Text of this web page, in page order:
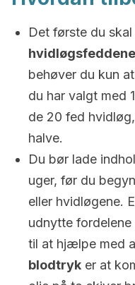
Det første du
behøver du kun
du har valgt med
de 20 fed
halve.
Du bør lade
uger, før du
eller hvidløgene.
udnytte
til at hjælpe med
blodtryk er at